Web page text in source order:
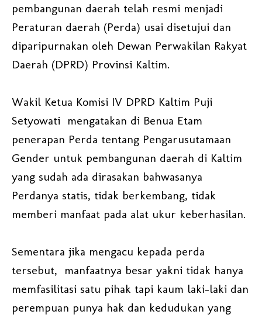
pembangunan daerah telah resmi menjadi
Peraturan daerah (Perda) usai disetujui dan
diparipurnakan oleh Dewan Perwakilan Rakyat
Daerah (DPRD) Provinsi Kaltim.
Wakil Ketua Komisi IV DPRD Kaltim Puji
Setyowati mengatakan di Benua Etam
penerapan Perda tentang Pengarusutamaan
Gender untuk pembangunan daerah di Kaltim
yang sudah ada dirasakan bahwasanya
Perdanya statis, tidak berkembang, tidak
memberi manfaat pada alat ukur keberhasilan.
Sementara jika mengacu kepada perda
tersebut, manfaatnya besar yakni tidak hanya
memfasilitasi satu pihak tapi kaum laki-laki dan
perempuan punya hak dan kedudukan yang